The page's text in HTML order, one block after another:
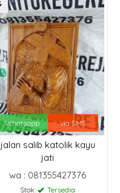
Whatsapp via SMS
jalan salib katolik kayu
jati
wa : 081355427376
Stok: Tersedia